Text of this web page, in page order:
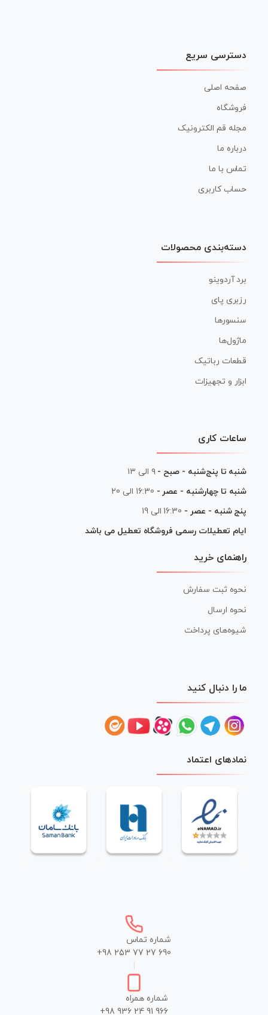
دسترسی سریع
صفحه اصلی
فروشگاه
مجله قم الکترونیک
درباره ما
تماس با ما
حساب کاربری
دسته‌بندی محصولات
برد آردوینو
رزبری پای
سنسورها
ماژول‌ها
قطعات رباتیک
ابزار و تجهیزات
ساعات کاری
شنبه تا پنج‌شنبه - صبح - ۹ الی ۱۳
شنبه تا چهارشنبه - عصر - 16:30 الی 20
پنج شنبه - عصر - 16:30 الی 19
ایام تعطیلات رسمی فروشگاه تعطیل می باشد
راهنمای خرید
نحوه ثبت سفارش
نحوه ارسال
شیوه‌های پرداخت
ما را دنبال کنید
نمادهای اعتماد
شماره تماس
+98 253 77 27 690
شماره همراه
+98 936 24 91 966